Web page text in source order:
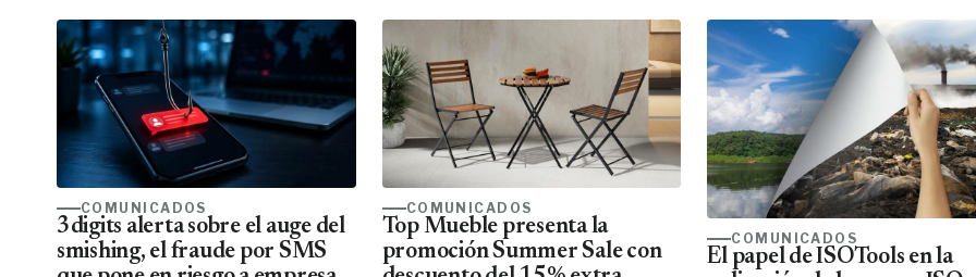
COMUNICADOS
3digits alerta sobre el auge del
smishing, el fraude por SMS
COMUNICADOS
Top Mueble presenta la
promoción Summer Sale con
COMUNICADOS
El papel de ISOTools en la